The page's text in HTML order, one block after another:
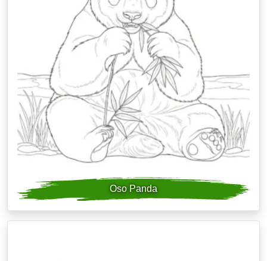
Oso Panda